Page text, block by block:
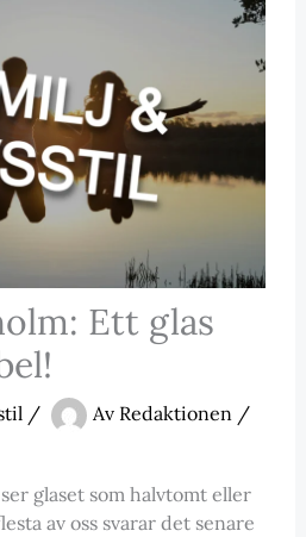
Ett glas
/ Av Redaktionen /
glaset som halvtomt eller
av oss svarar det senare